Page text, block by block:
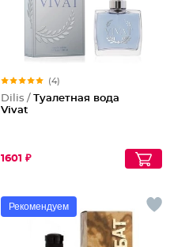
(4)
Dilis / Туалетная вода
Vivat
1601 ₽
Рекомендуем